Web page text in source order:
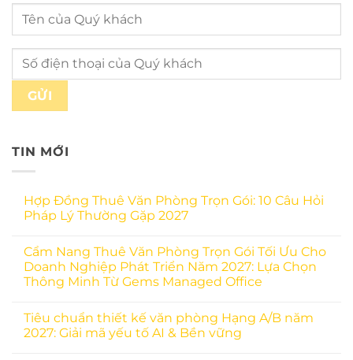
TIN MỚI
Hợp Đồng Thuê Văn Phòng Trọn Gói: 10 Câu Hỏi
Pháp Lý Thường Gặp 2027
Cẩm Nang Thuê Văn Phòng Trọn Gói Tối Ưu Cho
Doanh Nghiệp Phát Triển Năm 2027: Lựa Chọn
Thông Minh Từ Gems Managed Office
Tiêu chuẩn thiết kế văn phòng Hạng A/B năm
2027: Giải mã yếu tố AI & Bền vững